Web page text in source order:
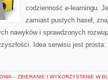
codzienność e-learningu.
zamiast pustych haseł,
nawyków i sprawdzonych
Idea serwisu jest
– ZBIERANIE I WYKORZYSTANIE W